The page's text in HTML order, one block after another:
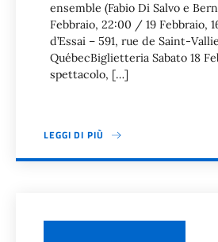
ensemble (Fabio Di Salvo e
Febbraio, 22:00 / 19 Febbraio,
d’Essai – 591, rue de Saint-
QuébecBiglietteria Sabato 18
spettacolo, […]
LEGGI DI PIÙ